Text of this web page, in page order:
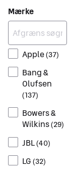
Mærke
Apple(37)
Bang &
Olufsen
(137)
Bowers &
Wilkins(29)
JBL(40)
LG (32)